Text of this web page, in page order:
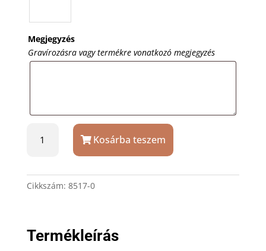
Megjegyzés
Gravírozásra vagy termékre vonatkozó megjegyzés
zsebóra
gravírozással,
Kosárba teszem
Cikkszám: 8517-0
Termékleírás